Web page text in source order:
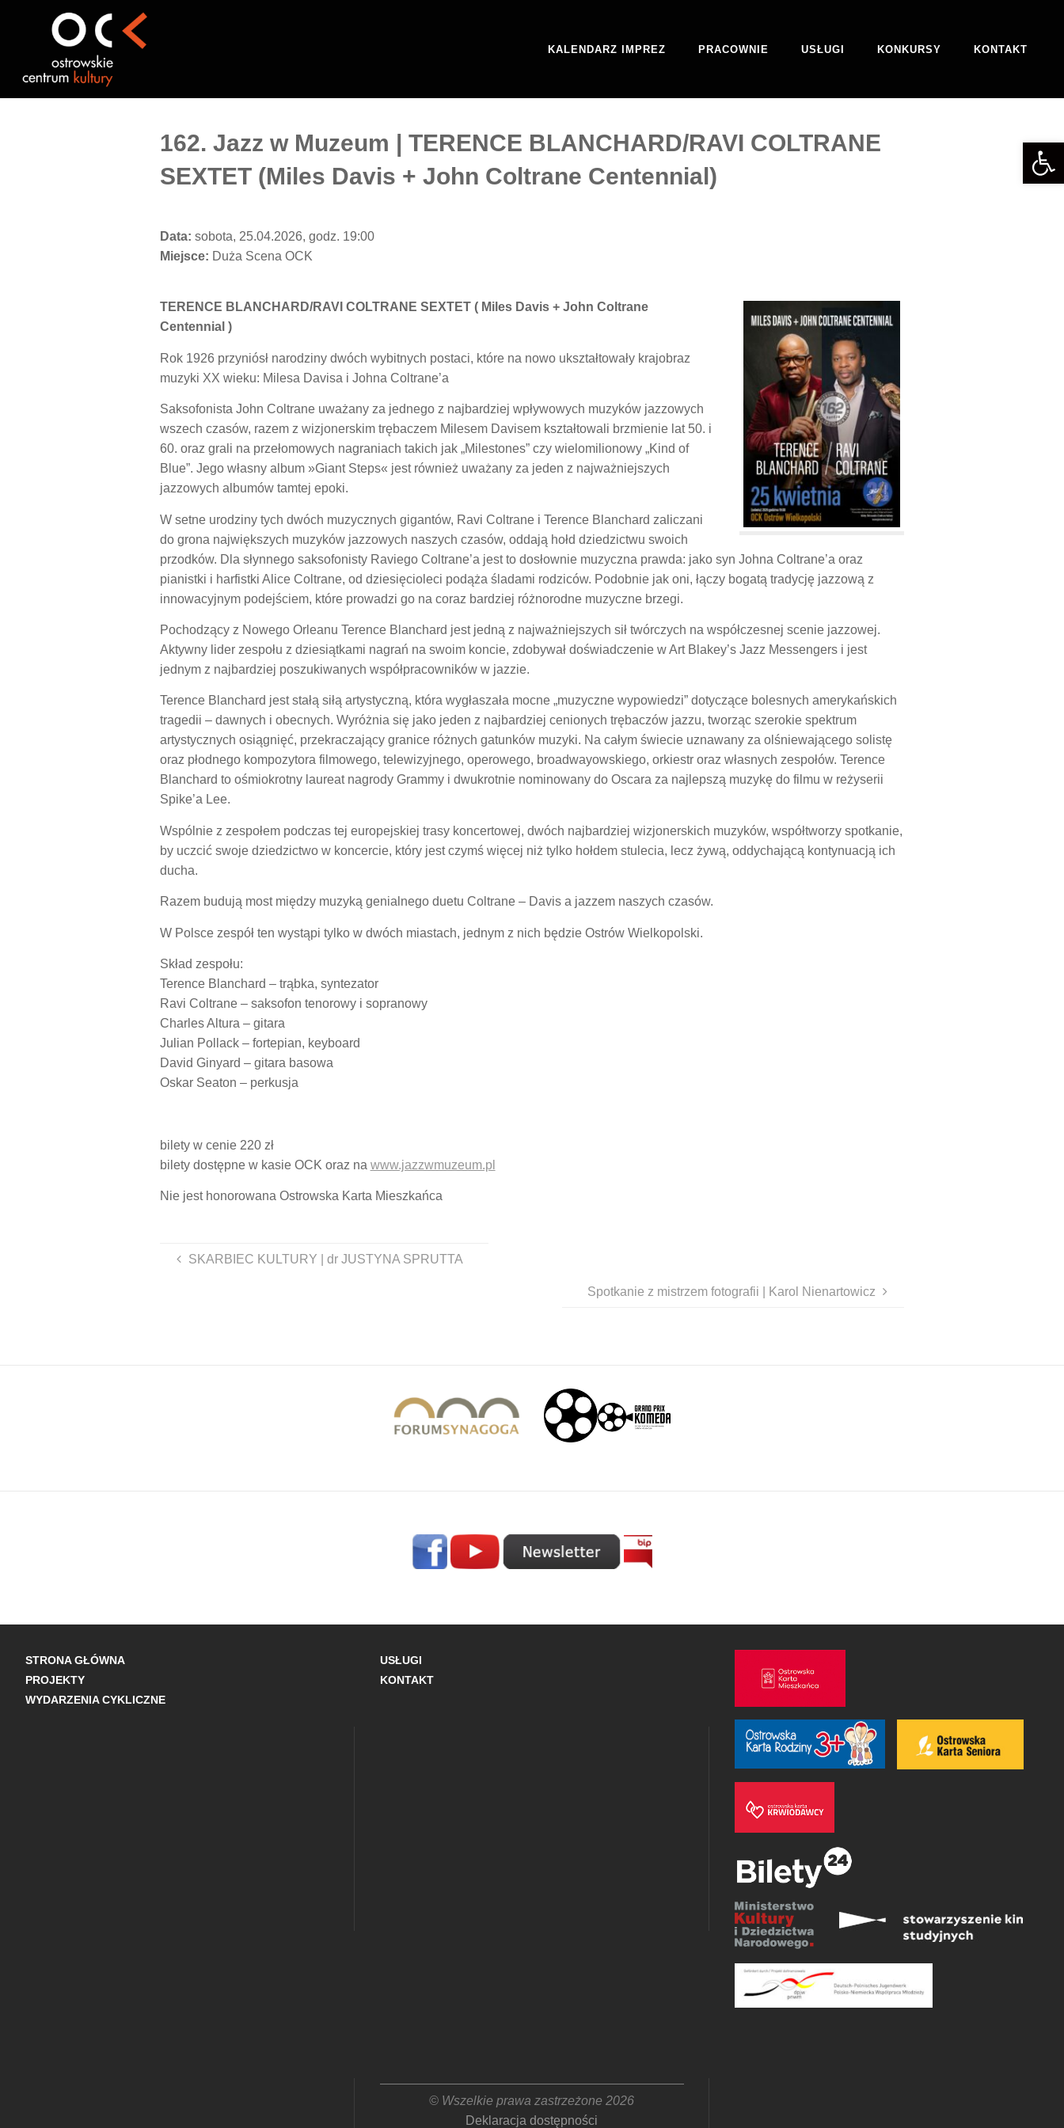
KALENDARZ IMPREZ PRACOWNIE USŁUGI KONKURSY KONTAKT
162. Jazz w Muzeum | TERENCE BLANCHARD/RAVI COLTRANE
SEXTET (Miles Davis + John Coltrane Centennial)
Data: sobota, 25.04.2026, godz. 19:00
Miejsce: Duża Scena OCK
TERENCE BLANCHARD/RAVI COLTRANE SEXTET ( Miles Davis + John Coltrane
Centennial )
Rok 1926 przyniósł narodziny dwóch wybitnych postaci, które na nowo ukształtowały krajobraz
muzyki XX wieku: Milesa Davisa i Johna Coltrane’a
Saksofonista John Coltrane uważany za jednego z najbardziej wpływowych muzyków jazzowych
wszech czasów, razem z wizjonerskim trębaczem Milesem Davisem kształtowali brzmienie lat 50. i
60. oraz grali na przełomowych nagraniach takich jak „Milestones” czy wielomilionowy „Kind of
Blue”. Jego własny album »Giant Steps« jest również uważany za jeden z najważniejszych
jazzowych albumów tamtej epoki.
W setne urodziny tych dwóch muzycznych gigantów, Ravi Coltrane i Terence Blanchard zaliczani
do grona największych muzyków jazzowych naszych czasów, oddają hołd dziedzictwu swoich
przodków. Dla słynnego saksofonisty Raviego Coltrane’a jest to dosłownie muzyczna prawda: jako syn Johna Coltrane’a oraz
pianistki i harfistki Alice Coltrane, od dziesięcioleci podąża śladami rodziców. Podobnie jak oni, łączy bogatą tradycję jazzową z
innowacyjnym podejściem, które prowadzi go na coraz bardziej różnorodne muzyczne brzegi.
Pochodzący z Nowego Orleanu Terence Blanchard jest jedną z najważniejszych sił twórczych na współczesnej scenie jazzowej.
Aktywny lider zespołu z dziesiątkami nagrań na swoim koncie, zdobywał doświadczenie w Art Blakey’s Jazz Messengers i jest
jednym z najbardziej poszukiwanych współpracowników w jazzie.
Terence Blanchard jest stałą siłą artystyczną, która wygłaszała mocne „muzyczne wypowiedzi” dotyczące bolesnych amerykańskich
tragedii – dawnych i obecnych. Wyróżnia się jako jeden z najbardziej cenionych trębaczów jazzu, tworząc szerokie spektrum
artystycznych osiągnięć, przekraczający granice różnych gatunków muzyki. Na całym świecie uznawany za olśniewającego solistę
oraz płodnego kompozytora filmowego, telewizyjnego, operowego, broadwayowskiego, orkiestr oraz własnych zespołów. Terence
Blanchard to ośmiokrotny laureat nagrody Grammy i dwukrotnie nominowany do Oscara za najlepszą muzykę do filmu w reżyserii
Spike’a Lee.
Wspólnie z zespołem podczas tej europejskiej trasy koncertowej, dwóch najbardziej wizjonerskich muzyków, współtworzy spotkanie,
by uczcić swoje dziedzictwo w koncercie, który jest czymś więcej niż tylko hołdem stulecia, lecz żywą, oddychającą kontynuacją ich
ducha.
Razem budują most między muzyką genialnego duetu Coltrane – Davis a jazzem naszych czasów.
W Polsce zespół ten wystąpi tylko w dwóch miastach, jednym z nich będzie Ostrów Wielkopolski.
Skład zespołu:
Terence Blanchard – trąbka, syntezator
Ravi Coltrane – saksofon tenorowy i sopranowy
Charles Altura – gitara
Julian Pollack – fortepian, keyboard
David Ginyard – gitara basowa
Oskar Seaton – perkusja
bilety w cenie 220 zł
bilety dostępne w kasie OCK oraz na www.jazzwmuzeum.pl
Nie jest honorowana Ostrowska Karta Mieszkańca
SKARBIEC KULTURY | dr JUSTYNA SPRUTTA
Spotkanie z mistrzem fotografii | Karol Nienartowicz
STRONA GŁÓWNA
PROJEKTY
WYDARZENIA CYKLICZNE
USŁUGI
KONTAKT
© Wszelkie prawa zastrzeżone 2026
Deklaracja dostępności